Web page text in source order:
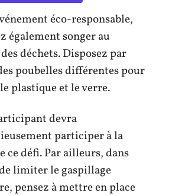
éco-responsable,
également songer au
déchets. Disposez par
poubelles différentes pour
plastique et le verre.
devra
participer à la
ce défi. Par ailleurs, dans
limiter le gaspillage
pensez à mettre en place